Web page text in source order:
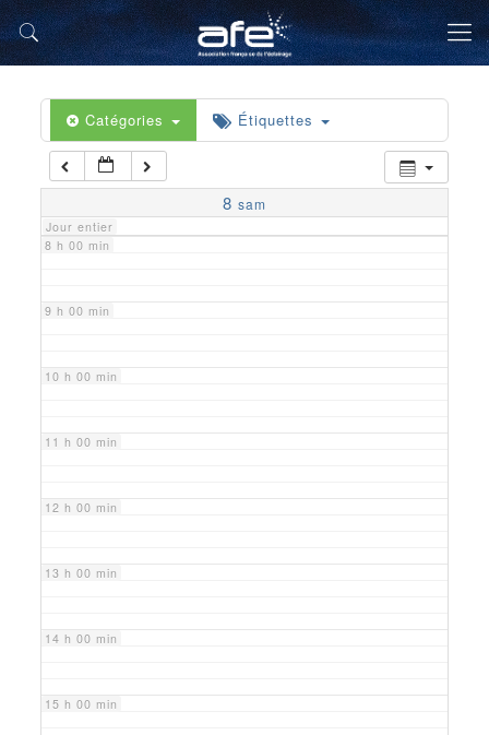
Catégories Étiquettes
8 sam
Jour entier
5 h 00 min
6 h 00 min
7 h 00 min
8 h 00 min
9 h 00 min
10 h 00 min
11 h 00 min
12 h 00 min
13 h 00 min
14 h 00 min
15 h 00 min